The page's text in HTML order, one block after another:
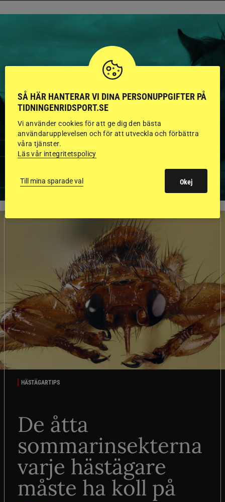
HINGSTAR ONLINE
GODKÄNDA HINGSTAR I
FLERA KATEGORIER MED
BILDER OCH FAKTA
HÄSTÄGARTIPS
De åtta
sommarinsekterna
varje hästägare
måste ha koll på
SÅ HÄR HANTERAR VI DINA PERSONUPPGIFTER PÅ
TIDNINGENRIDSPORT.SE
Vi använder cookies för att ge dig den bästa
användarupplevelsen och för att utveckla och förbättra
våra tjänster.
Läs vår integritetspolicy
Till mina sparade val Okej